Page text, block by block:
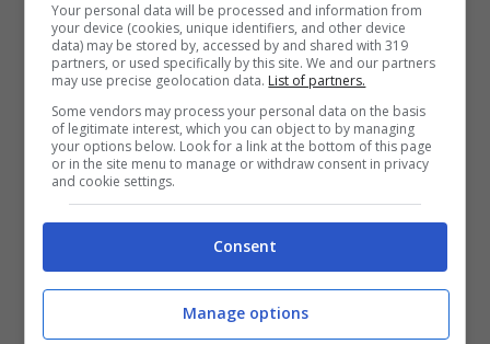
centrocampista diJuventus eRomatra le
altre, considerato tra i playmaker più forti del
calcio moderno per le sue doti tecniche
infinite e per l’intelligenza calcistica. Il classe
’90 ha deciso di dire addio alla
Herzegovina, la sua nazionale
Your personal data will be processed and information from
your device (cookies, unique identifiers, and other device
data) may be stored by, accessed by and shared with 319
partners, or used specifically by this site. We and our partners
may use precise geolocation data. List of partners.
Some vendors may process your personal data on the basis
of legitimate interest, which you can object to by managing
your options below. Look for a link at the bottom of this page
or in the site menu to manage or withdraw consent in privacy
and cookie settings.
Consent
Manage options